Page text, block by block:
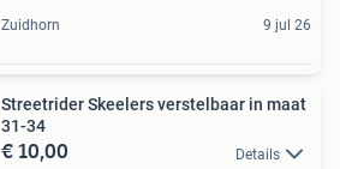
Zuidhorn 9 jul 26
Streetrider Skeelers verstelbaar in maat
31-34
€ 10,00 Details